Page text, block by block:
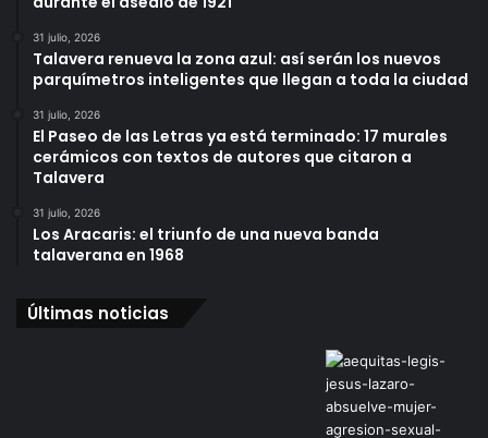
31 julio, 2026
Talavera renueva la zona azul: así serán los nuevos
parquímetros inteligentes que llegan a toda la ciudad
31 julio, 2026
El Paseo de las Letras ya está terminado: 17 murales
cerámicos con textos de autores que citaron a
Talavera
31 julio, 2026
Los Aracaris: el triunfo de una nueva banda
talaverana en 1968
Últimas noticias